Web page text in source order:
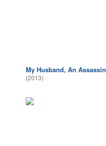
My Husband, An Assassin
(2013)